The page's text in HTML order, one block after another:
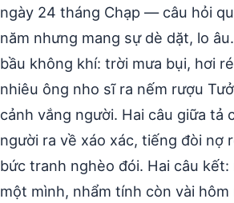
ngày 24 tháng Chạp — câu hỏi
năm nhưng mang sự dè dặt, lo
bầu không khí: trời mưa bụi, hơi
nhiêu ông nho sĩ ra nếm rượu
cảnh vắng người. Hai câu giữa tả
người ra về xáo xác, tiếng đòi nợ
bức tranh nghèo đói. Hai câu
một mình, nhẩm tính còn vài hôm